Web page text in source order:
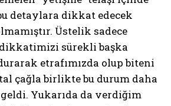
detaylara dikkat edecek
Üstelik sadece
sürekli başka
etrafımızda olup biteni
çağla birlikte bu durum daha
Yukarıda da verdiğim